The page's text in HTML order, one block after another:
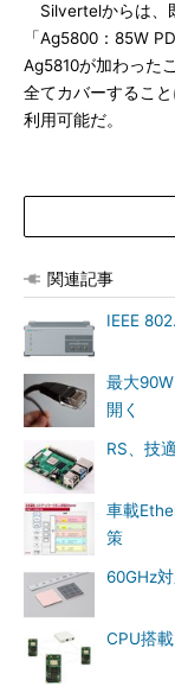
Silvertelからは、
「Ag5800：85W
Ag5810が加わった
全てカバーするこ
利用可能だ。
関連記事
IEEE
最大
開く
RS、技
車載
策
60GHz
CPU搭